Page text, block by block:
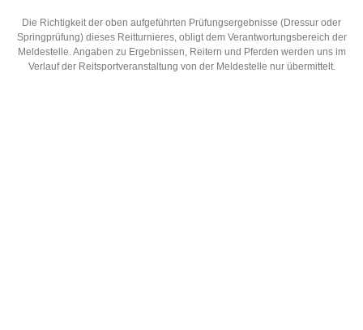
Die Richtigkeit der oben aufgeführten Prüfungsergebnisse (Dressur oder
Springprüfung) dieses Reitturnieres, obligt dem Verantwortungsbereich der
Meldestelle. Angaben zu Ergebnissen, Reitern und Pferden werden uns im
Verlauf der Reitsportveranstaltung von der Meldestelle nur übermittelt.